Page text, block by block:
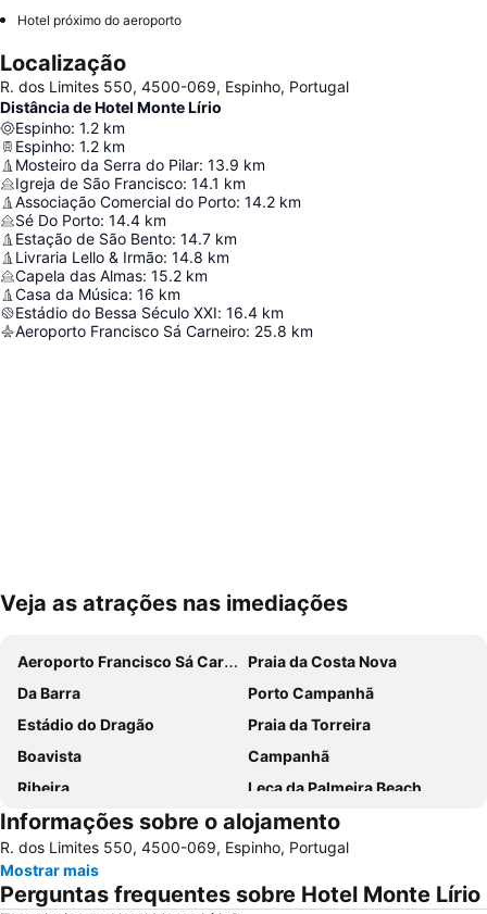
Hotel próximo do aeroporto
Localização
R. dos Limites 550, 4500-069, Espinho, Portugal
Distância de Hotel Monte Lírio
Espinho: 1.2 km
Espinho: 1.2 km
Mosteiro da Serra do Pilar: 13.9 km
Igreja de São Francisco: 14.1 km
Associação Comercial do Porto: 14.2 km
Sé Do Porto: 14.4 km
Estação de São Bento: 14.7 km
Livraria Lello & Irmão: 14.8 km
Capela das Almas: 15.2 km
Casa da Música: 16 km
Estádio do Bessa Século XXI: 16.4 km
Aeroporto Francisco Sá Carneiro: 25.8 km
Ampliar mapa
Veja as atrações nas imediações
Aeroporto Francisco Sá Carneiro
Praia da Costa Nova
Da Barra
Porto Campanhã
Estádio do Dragão
Praia da Torreira
Boavista
Campanhã
Ribeira
Leça da Palmeira Beach
Pavilhão Multiusos Gondomar
Praia do Furadouro
Cais de Gaia
Magikland
Pavilhão Rosa Mota
Norteshopping
Informações sobre o alojamento
R. dos Limites 550, 4500-069, Espinho, Portugal
Mostrar mais
Perguntas frequentes sobre Hotel Monte Lírio